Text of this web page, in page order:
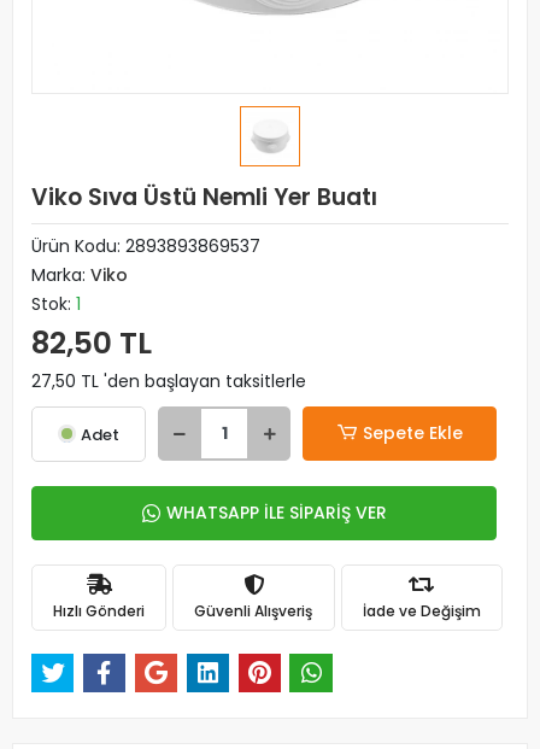
Viko Sıva Üstü Nemli Yer Buatı
Ürün Kodu: 2893893869537
Marka: Viko
Stok: 1
82,50 TL
27,50 TL 'den başlayan taksitlerle
Adet Sepete Ekle
WHATSAPP İLE SİPARİŞ VER
Hızlı Gönderi Güvenli Alışveriş İade ve Değişim